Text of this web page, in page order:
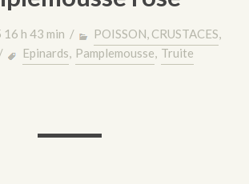
16 h 43 min / POISSON, CRUSTACES,
/ Epinards, Pamplemousse, Truite